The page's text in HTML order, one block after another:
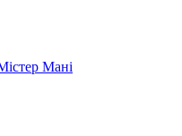
Мані